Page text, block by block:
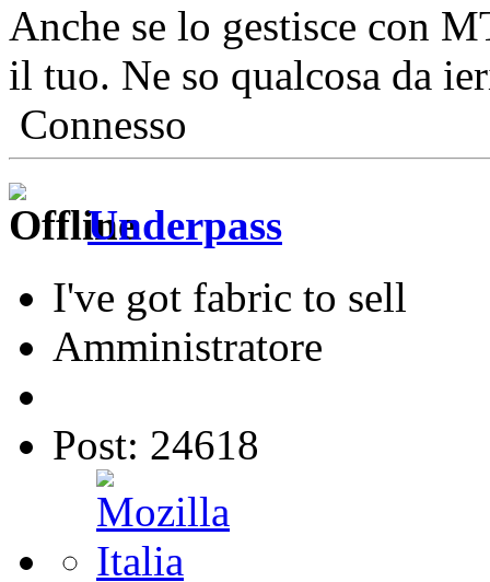
Anche se lo gestisce con
il tuo. Ne so qualcosa da
Connesso
Underpass
I've got fabric to sell
Amministratore
Post: 24618